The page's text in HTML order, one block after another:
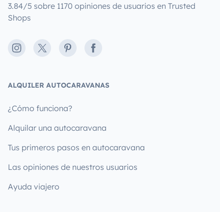
3.84/5 sobre 1170 opiniones de usuarios en Trusted
Shops
Instagram
X PinterestFacebook
ALQUILER AUTOCARAVANAS
¿Cómo funciona?
Alquilar una autocaravana
Tus primeros pasos en autocaravana
Las opiniones de nuestros usuarios
Ayuda viajero